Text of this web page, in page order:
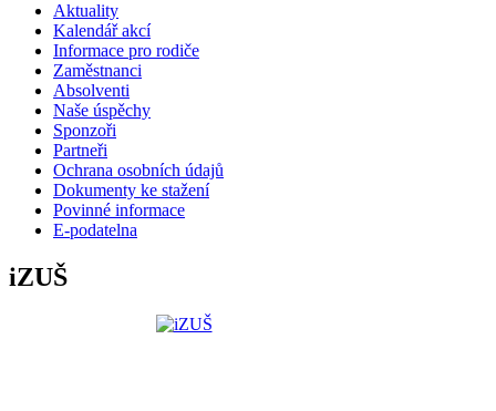
Aktuality
Kalendář akcí
Informace pro rodiče
Zaměstnanci
Absolventi
Naše úspěchy
Sponzoři
Partneři
Ochrana osobních údajů
Dokumenty ke stažení
Povinné informace
E-podatelna
iZUŠ